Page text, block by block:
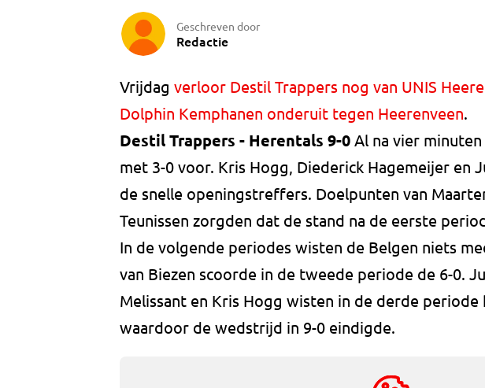
Geschreven door
Redactie
Vrijdag verloor Destil Trappers nog van UNIS
Dolphin Kemphanen onderuit tegen Heerenveen.
Destil Trappers - Herentals 9-0 Al na vier
met 3-0 voor. Kris Hogg, Diederick Hagemeijer en
de snelle openingstreffers. Doelpunten van
Teunissen zorgden dat de stand na de eerste
In de volgende periodes wisten de Belgen niets
van Biezen scoorde in de tweede periode de 6-0.
Melissant en Kris Hogg wisten in de derde
waardoor de wedstrijd in 9-0 eindigde.